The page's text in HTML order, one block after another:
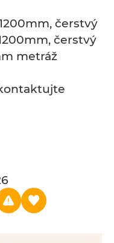
čerstvý
čerstvý
metráž